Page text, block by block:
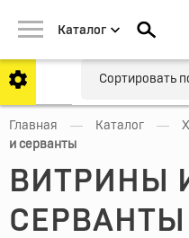
Каталог
Cортировать
Главная — Каталог —
и серванты
ВИТРИНЫ